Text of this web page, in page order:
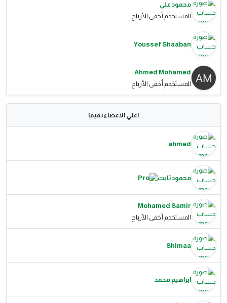
محمود علي
المستخدم أخفى الأرباح
Youssef Shaaban
Ahmed Mohamed
المستخدم أخفى الأرباح
اعلي الاعضاء تقيما
ahmed
محمود ثابت
Mohamed Samir
المستخدم أخفى الأرباح
Shimaa
ابراهيم محمد